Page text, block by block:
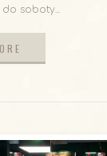
soboty...